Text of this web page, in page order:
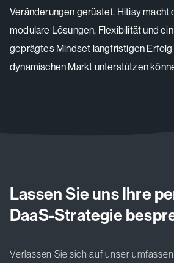
Veränderungen gerüstet. Hitisy macht
modulare Lösungen, Flexibilität und
geprägtes Mindset langfristigen Erfolg
dynamischen Markt unterstützen
Lassen Sie uns Ihre
DaaS-Strategie
Verlassen Sie sich auf unser